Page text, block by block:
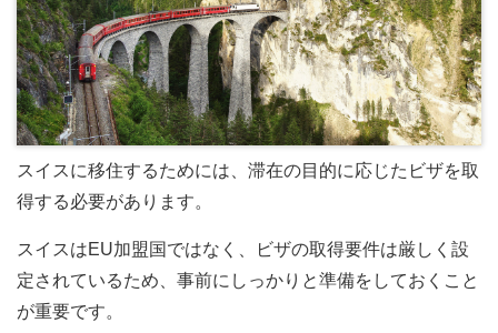
スイスに移住するためには、滞在の目的に応じたビザを取
得する必要があります。
スイスはEU加盟国ではなく、ビザの取得要件は厳しく設
定されているため、事前にしっかりと準備をしておくこと
が重要です。